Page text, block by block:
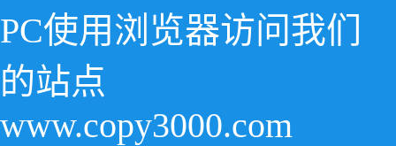
PC使用浏览器访问我们
的站点
www.copy3000.com